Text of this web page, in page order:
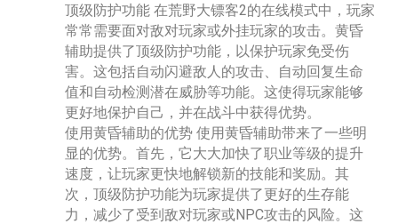
顶级防护功能 在荒野大镖客2的在线模式中，玩家
常常需要面对敌对玩家或外挂玩家的攻击。黄昏
辅助提供了顶级防护功能，以保护玩家免受伤
害。这包括自动闪避敌人的攻击、自动回复生命
值和自动检测潜在威胁等功能。这使得玩家能够
更好地保护自己，并在战斗中获得优势。
使用黄昏辅助的优势 使用黄昏辅助带来了一些明
显的优势。首先，它大大加快了职业等级的提升
速度，让玩家更快地解锁新的技能和奖励。其
次，顶级防护功能为玩家提供了更好的生存能
力，减少了受到敌对玩家或NPC攻击的风险。这